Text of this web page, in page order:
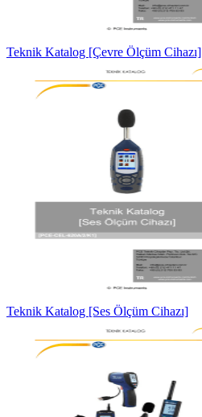
Teknik Katalog [Çevre Ölçüm Cihazı]
Teknik Katalog [Ses Ölçüm Cihazı]